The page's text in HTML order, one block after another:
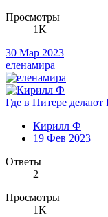
Просмотры
1K
30 Мар 2023
еленамира
Где в Питере
Кирилл Ф
19 Фев 2023
Ответы
2
Просмотры
1K